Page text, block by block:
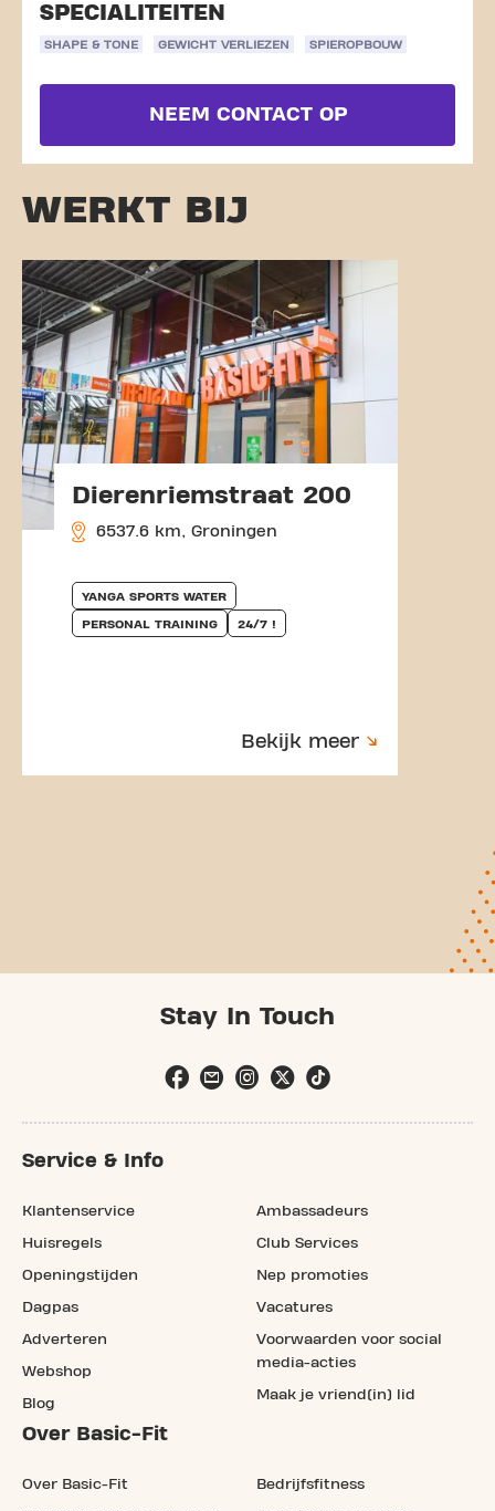
SPECIALITEITEN
SHAPE & TONE GEWICHT VERLIEZEN SPIEROPBOUW
NEEM CONTACT OP
WERKT BIJ
Dierenriemstraat 200
6537.6 km, Groningen
YANGA SPORTS WATER
PERSONAL TRAINING 24/7 !
Bekijk meer
Stay In Touch
Service & Info
Klantenservice
Huisregels
Openingstijden
Dagpas
Adverteren
Webshop
Blog
Ambassadeurs
Club Services
Nep promoties
Vacatures
Voorwaarden voor social
media-acties
Maak je vriend(in) lid
Over Basic-Fit
Over Basic-Fit Bedrijfsfitness